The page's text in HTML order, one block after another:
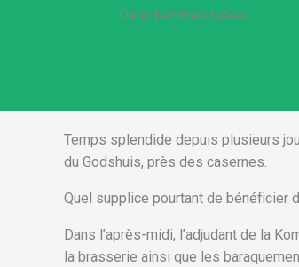
Deux femmes tuées
Temps splendide depuis plusieurs
du Godshuis, près des casernes.
Quel supplice pourtant de bénéficier
Dans l’après-midi, l’adjudant de la
la brasserie ainsi que les